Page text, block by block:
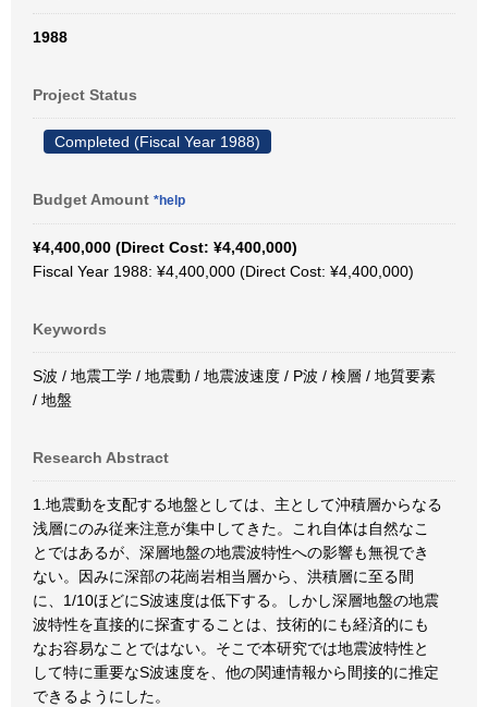
1988
Project Status
Completed (Fiscal Year 1988)
Budget Amount *help
¥4,400,000 (Direct Cost: ¥4,400,000)
Fiscal Year 1988: ¥4,400,000 (Direct Cost: ¥4,400,000)
Keywords
S波 / 地震工学 / 地震動 / 地震波速度 / P波 / 検層 / 地質要素
/ 地盤
Research Abstract
1.地震動を支配する地盤としては、主として沖積層からなる
浅層にのみ従来注意が集中してきた。これ自体は自然なこ
とではあるが、深層地盤の地震波特性への影響も無視でき
ない。因みに深部の花崗岩相当層から、洪積層に至る間
に、1/10ほどにS波速度は低下する。しかし深層地盤の地震
波特性を直接的に探査することは、技術的にも経済的にも
なお容易なことではない。そこで本研究では地震波特性と
して特に重要なS波速度を、他の関連情報から間接的に推定
できるようにした。